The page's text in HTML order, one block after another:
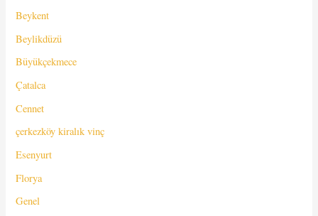
Beykent
Beylikdüzü
Büyükçekmece
Çatalca
Cennet
çerkezköy kiralık vinç
Esenyurt
Florya
Genel